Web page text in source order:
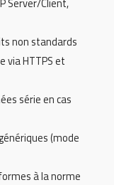
non standards
via HTTPS et
série en cas
(mode
à la norme